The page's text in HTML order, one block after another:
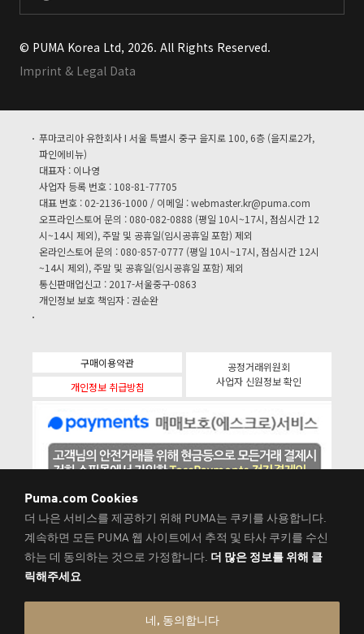
© PUMA Korea Ltd, 2026. All Rights Reserved.
Imprint & Legal Data
푸마코리아 유한회사 I 서울 특별시 중구 을지로 100, 6층 (을지로2가,
파인에비뉴)
대표자 : 이나영
사업자 등록 번호 : 108-81-77705
대표 번호 : 02-2136-1000 / 이메일 :webmaster.kr@puma.com
오프라인스토어 문의 : 080-082-0888 (평일 10시~17시, 점심시간 12
시~14시 제외), 주말 및 공휴일(임시공휴일 포함) 제외
온라인스토어 문의 : 080-857-0777 (평일 10시~17시, 점심시간 12시
~14시 제외), 주말 및 공휴일(임시공휴일 포함) 제외
통신판매업신고 : 2017-서울중구-0863
개인정보 보호 책임자 : 권순완
구매이용약관
개인정보 취급방침
공정거래위원회
사업자 신원정보 확인